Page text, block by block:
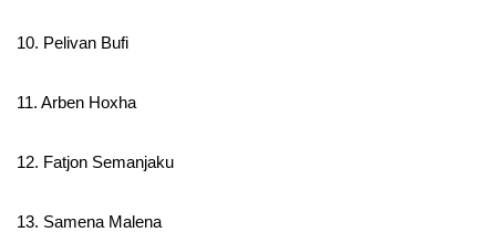
10. Pelivan Bufi
11. Arben Hoxha
12. Fatjon Semanjaku
13. Samena Malena